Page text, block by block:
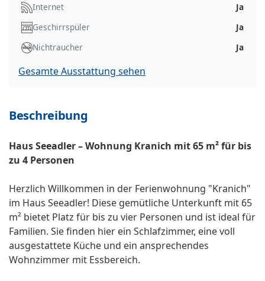
Internet
Ja
Geschirrspüler
Ja
Nichtraucher
Ja
Gesamte Ausstattung sehen
Beschreibung
Haus Seeadler – Wohnung Kranich mit 65 m² für bis
zu 4 Personen
Herzlich Willkommen in der Ferienwohnung "Kranich"
im Haus Seeadler! Diese gemütliche Unterkunft mit 65
m² bietet Platz für bis zu vier Personen und ist ideal für
Familien. Sie finden hier ein Schlafzimmer, eine voll
ausgestattete Küche und ein ansprechendes
Wohnzimmer mit Essbereich.